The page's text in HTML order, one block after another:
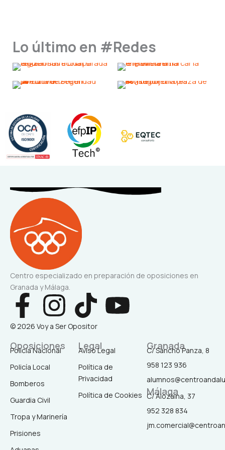
Lo último en #Redes
Centro especializado en preparación de oposiciones en
Granada y Málaga.
F
a
c
e
b
o
I
n
s
a
g
T
i
k
t
o
Y
u
© 2026 Voy a Ser Opositor
Oposiciones
Policía Nacional
Policía Local
Bomberos
Guardia Civil
Tropa y Marinería
Prisiones
Legal
Aviso Legal
Política de
Privacidad
Política de Cookies
Granada
C/ Sancho Panza, 8
958 123 936
Málaga
C/ Alozaina, 37
952 328 834